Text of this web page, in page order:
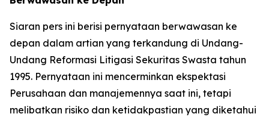
Siaran pers ini berisi pernyataan berwawasan ke
depan dalam artian yang terkandung di Undang-
Undang Reformasi Litigasi Sekuritas Swasta tahun
1995. Pernyataan ini mencerminkan ekspektasi
Perusahaan dan manajemennya saat ini, tetapi
melibatkan risiko dan ketidakpastian yang diketahui